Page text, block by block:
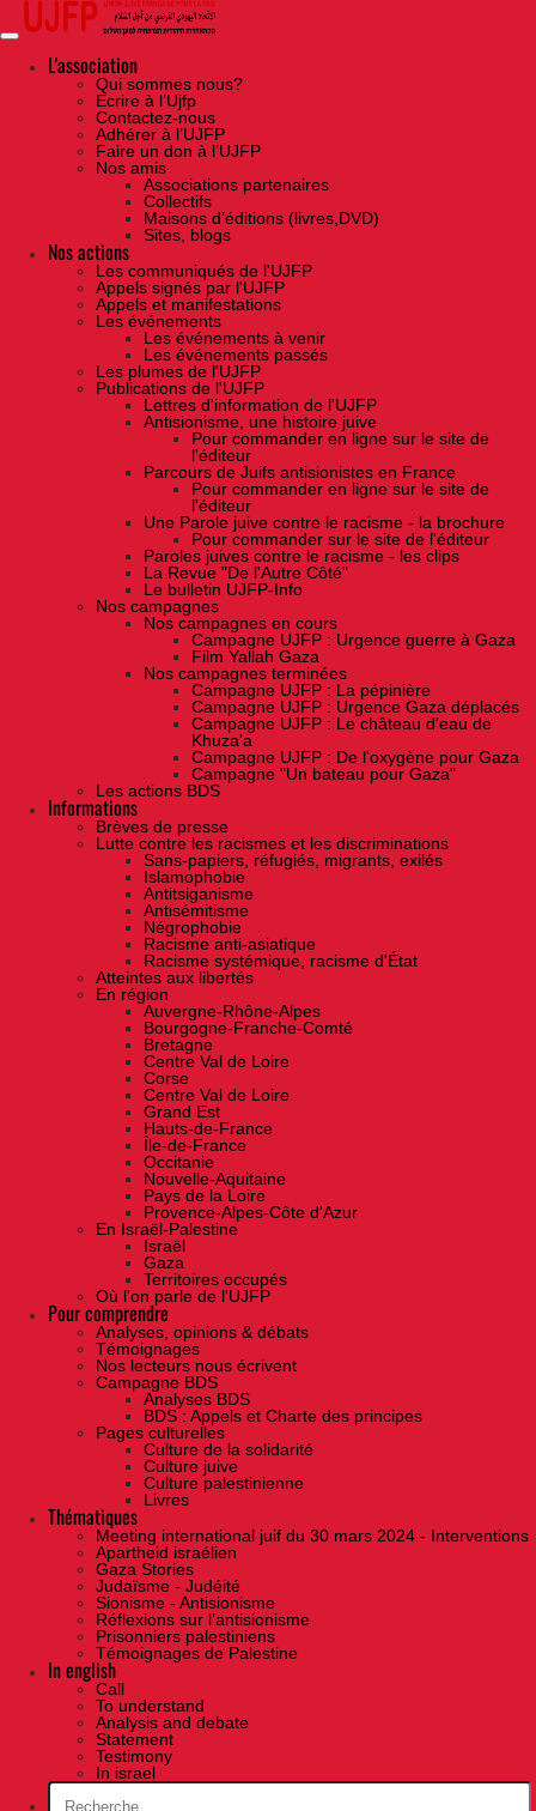
Skip
the
contentL'association
Qui sommes nous?
Ecrire à l’Ujfp
Contactez-nous
Adhérer à l’UJFP
Faire un don à l’UJFP
Nos amis
Associations partenaires
Collectifs
Maisons d’éditions (livres,DVD)
Sites, blogs
Nos actions
Les communiqués de l'UJFP
Appels signés par l'UJFP
Appels et manifestations
Les événements
Les événements à venir
Les événements passés
Les plumes de l'UJFP
Publications de l'UJFP
Lettres d'information de l'UJFP
Antisionisme, une histoire juive
Pour commander en ligne sur le site de
l'éditeur
Parcours de Juifs antisionistes en France
Pour commander en ligne sur le site de
l'éditeur
Une Parole juive contre le racisme - la brochure
Pour commander sur le site de l'éditeur
Paroles juives contre le racisme - les clips
La Revue "De l'Autre Côté"
Le bulletin UJFP-Info
Nos campagnes
Nos campagnes en cours
Campagne UJFP : Urgence guerre à Gaza
Film Yallah Gaza
Nos campagnes terminées
Campagne UJFP : La pépinière
Campagne UJFP : Urgence Gaza déplacés
Campagne UJFP : Le château d'eau de
Khuza'a
Campagne UJFP : De l'oxygène pour Gaza
Campagne "Un bateau pour Gaza"
Les actions BDS
Informations
Brèves de presse
Lutte contre les racismes et les discriminations
Sans-papiers, réfugiés, migrants, exilés
Islamophobie
Antitsiganisme
Antisémitisme
Négrophobie
Racisme anti-asiatique
Racisme systémique, racisme d'État
Atteintes aux libertés
En région
Auvergne-Rhône-Alpes
Bourgogne-Franche-Comté
Bretagne
Centre Val de Loire
Corse
Centre Val de Loire
Grand Est
Hauts-de-France
Île-de-France
Occitanie
Nouvelle-Aquitaine
Pays de la Loire
Provence-Alpes-Côte d'Azur
En Israël-Palestine
Israël
Gaza
Territoires occupés
Où l'on parle de l'UJFP
Pour comprendre
Analyses, opinions & débats
Témoignages
Nos lecteurs nous écrivent
Campagne BDS
Analyses BDS
BDS : Appels et Charte des principes
Pages culturelles
Culture de la solidarité
Culture juive
Culture palestinienne
Livres
Thématiques
Meeting international juif du 30 mars 2024 - Interventions
Apartheid israélien
Gaza Stories
Judaïsme - Judéité
Sionisme - Antisionisme
Réflexions sur l’antisionisme
Prisonniers palestiniens
Témoignages de Palestine
In english
Call
To understand
Analysis and debate
Statement
Testimony
In israel